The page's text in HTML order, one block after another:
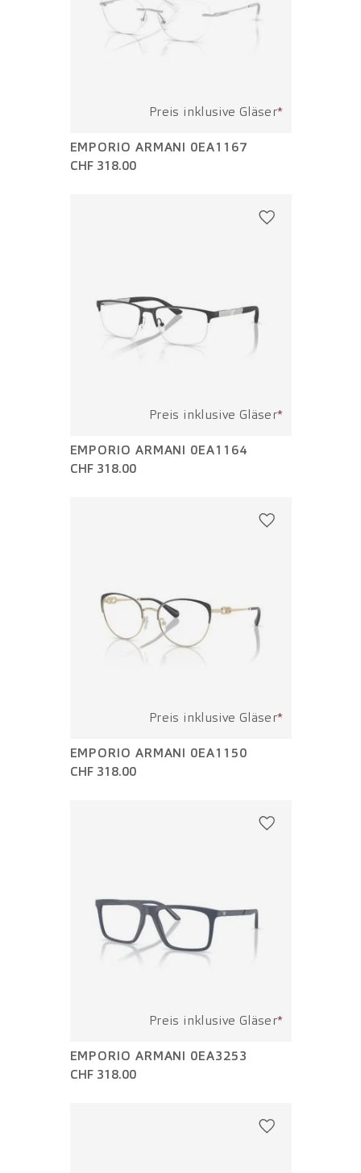
Preis inklusive Gläser*
EMPORIO ARMANI 0EA1167
CHF 318.00
Preis inklusive Gläser*
EMPORIO ARMANI 0EA1164
CHF 318.00
Preis inklusive Gläser*
EMPORIO ARMANI 0EA1150
CHF 318.00
Preis inklusive Gläser*
EMPORIO ARMANI 0EA3253
CHF 318.00